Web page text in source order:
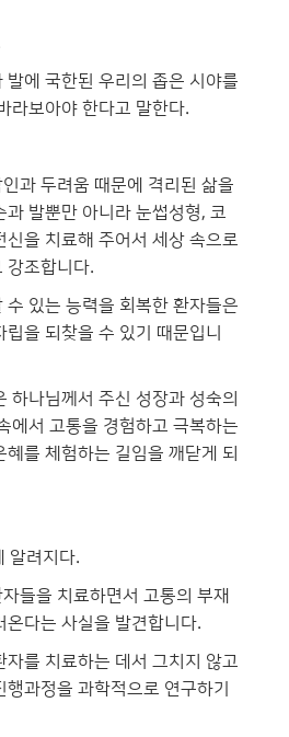
발에 국한된 우리의 좁은 시야를
라보아야 한다고 말한다.
과 두려움 때문에 격리된 삶을
과 발뿐만 아니라 눈썹성형, 코
신을 치료해 주어서 세상 속으로
강조합니다.
수 있는 능력을 회복한 환자들은
을 되찾을 수 있기 때문입니
하나님께서 주신 성장과 성숙의
에서 고통을 경험하고 극복하는
를 체험하는 길임을 깨닫게 되
알려지다.
들을 치료하면서 고통의 부재
온다는 사실을 발견합니다.
자를 치료하는 데서 그치지 않고
과정을 과학적으로 연구하기